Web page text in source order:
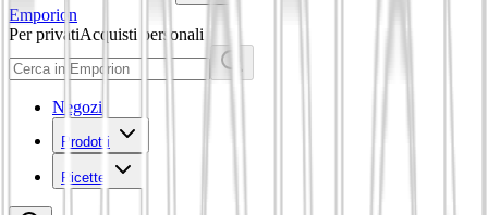
Emporion
Per privatiAcquisti personali
Negozi
Prodotti
Ricette